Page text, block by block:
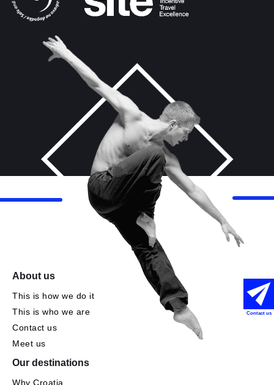
About us
This is how we do it
This is who we are
Contact us
Meet us
Our destinations
Why Croatia
Contact us